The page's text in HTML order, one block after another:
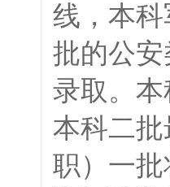
线，本
批的公
录取。
本科二
职）一